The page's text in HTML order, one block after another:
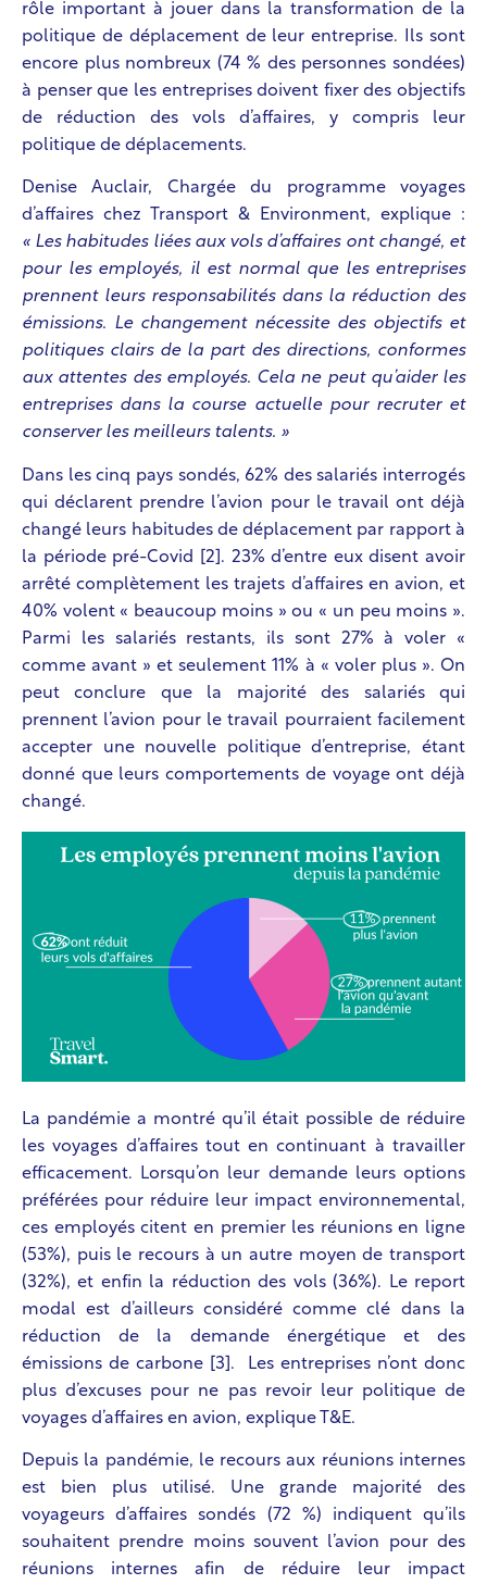
rôle important à jouer dans la transformation de la
politique de déplacement de leur entreprise. Ils sont
encore plus nombreux (74 % des personnes sondées)
à penser que les entreprises doivent fixer des objectifs
de réduction des vols d’affaires, y compris leur
politique de déplacements.
Denise Auclair, Chargée du programme voyages
d’affaires chez Transport & Environment, explique :
« Les habitudes liées aux vols d’affaires ont changé, et
pour les employés, il est normal que les entreprises
prennent leurs responsabilités dans la réduction des
émissions. Le changement nécessite des objectifs et
politiques clairs de la part des directions, conformes
aux attentes des employés. Cela ne peut qu’aider les
entreprises dans la course actuelle pour recruter et
conserver les meilleurs talents. »
Dans les cinq pays sondés, 62% des salariés interrogés
qui déclarent prendre l’avion pour le travail ont déjà
changé leurs habitudes de déplacement par rapport à
la période pré-Covid [2]. 23% d’entre eux disent avoir
arrêté complètement les trajets d’affaires en avion, et
40% volent « beaucoup moins » ou « un peu moins ».
Parmi les salariés restants, ils sont 27% à voler «
comme avant » et seulement 11% à « voler plus ». On
peut conclure que la majorité des salariés qui
prennent l’avion pour le travail pourraient facilement
accepter une nouvelle politique d’entreprise, étant
donné que leurs comportements de voyage ont déjà
changé.
La pandémie a montré qu’il était possible de réduire
les voyages d’affaires tout en continuant à travailler
efficacement. Lorsqu’on leur demande leurs options
préférées pour réduire leur impact environnemental,
ces employés citent en premier les réunions en ligne
(53%), puis le recours à un autre moyen de transport
(32%), et enfin la réduction des vols (36%). Le report
modal est d’ailleurs considéré comme clé dans la
réduction de la demande énergétique et des
émissions de carbone [3]. Les entreprises n’ont donc
plus d’excuses pour ne pas revoir leur politique de
voyages d’affaires en avion, explique T&E.
Depuis la pandémie, le recours aux réunions internes
est bien plus utilisé. Une grande majorité des
voyageurs d’affaires sondés (72 %) indiquent qu’ils
souhaitent prendre moins souvent l’avion pour des
réunions internes afin de réduire leur impact